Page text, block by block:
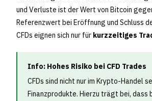
und Verluste ist der Wert von Bitcoin
Referenzwert bei Eröffnung und Schluss
CFDs eignen sich nur für kurzzeitiges
Info: Hohes Risiko bei CFD Trades
CFDs sind nicht nur im Krypto-Handel
Finanzprodukte. Hierzu trägt bei, dass